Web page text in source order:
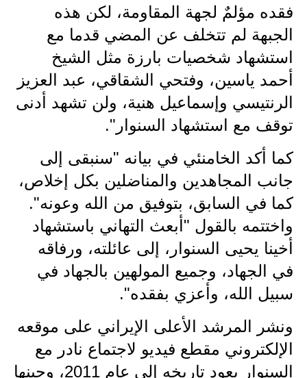
المرحلة الابتدائية
المرحلة المتوسطة
المرحلة الاعدادية
ملازم دراسية
المرحلة المتوسطة
المرحلة الاعدادية
دروس
المرحلة الابتدائية
المرحلة المتوسطة
المرحلة الاعدادية
مواضيع انشاء
فقده مؤلمٌ لجهة المقاومة، لكن هذه
الجبهة لم تتخلف عن المضي قدما مع
استشهاد شخصيات بارزة مثل الشيخ
أحمد ياسين، وفتحي الشقاقي، عبد العزيز
الرنتيسي وإسماعيل هنية، ولن تشهد أدنى
توقف مع استشهاد السنوار".
كما أكد الخامنئي في بيانه "سنبقى إلى
جانب المجاهدين والمناضلين بكل إخلاص،
كما في السابق، بتوفيق من الله وعونه".
واختتمه بالقول "أبعث التهاني باستشهاد
أخينا يحيى السنوار، إلى عائلته، ورفاقه
في الجهاد، وجميع المولهين بالجهاد في
سبيل الله، وأعزي بفقده".
ونشر المرشد الأعلى الإيراني على موقعه
الإلكتروني مقطع فيديو لاجتماع نادر مع
السنوار يعود تاريخه إلى عام 2011، وحينها